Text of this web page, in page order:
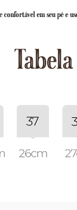
em seu pé e